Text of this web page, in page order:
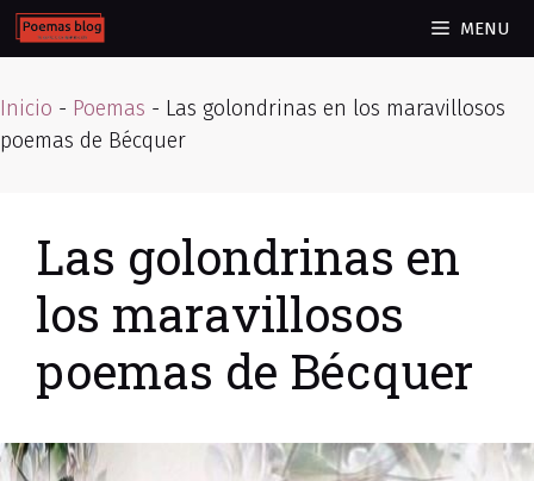
Skip
to
MENU
Inicio - Poemas - Las golondrinas en los maravillosos
poemas de Bécquer
Las golondrinas en
los maravillosos
poemas de Bécquer